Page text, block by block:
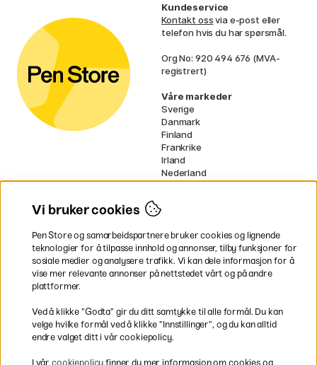
Kundeservice
Kontakt ossvia e-post eller
telefon hvis du har spørsmål.
Org No: 920 494 676 (MVA-
registrert)
Våre markeder
Sverige
Danmark
Finland
Frankrike
Irland
Nederland
Tyskland
* Spesifikkefraktvilkårgjelder for
voluminøse varer.
Rask og smidig levering
Vi bruker cookies
Pen Store og samarbeidspartnere bruker cookies og lignende
teknologier for å tilpasse innhold og annonser, tilby funksjoner for
sosiale medier og analysere trafikk. Vi kan dele informasjon for å
vise mer relevante annonser på nettstedet vårt og på andre
plattformer.
Ved å klikke ”Godta” gir du ditt samtykke til alle formål. Du kan
velge hvilke formål ved å klikke ”Innstillinger”, og du kan alltid
endre valget ditt i vår cookiepolicy.
I vår cookiepolicy finner du mer informasjon om cookies og